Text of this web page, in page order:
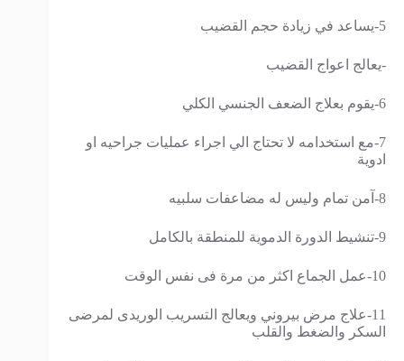
5-يساعد في زيادة حجم القضيب
-يعالج اعواج القضيب
6-يقوم بعلاج الضعف الجنسي الكلي
7-مع استخدامه لا تحتاج الي اجراء عمليات جراحيه او
ادوية
8-آمن تمام وليس له مضاعفات سلبيه
9-تنشيط الدورة الدموية للمنطقة بالكامل
10-عمل الجماع اكثر من مرة فى نفس الوقت
11-علاج مرض بيروني ويعالج التسريب الوريدى لمرضى
السكر والضغط والقلب